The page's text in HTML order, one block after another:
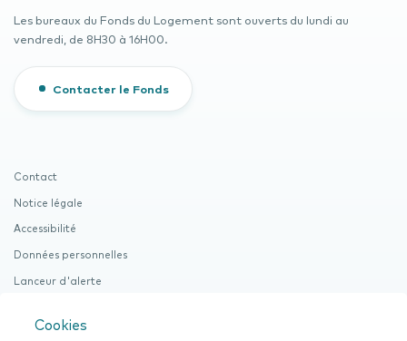
Cookies
Les bureaux du Fonds du Logement sont ouverts du lundi au
vendredi, de 8H30 à 16H00.
Contacter le Fonds
Contact
Notice légale
Accessibilité
Données personnelles
Lanceur d'alerte
Documentation (Procuration et ROI)